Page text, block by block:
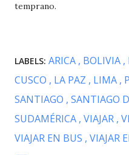
temprano.
LABELS: ARICA BOLIVIA
CUSCO
LA PAZ LIMA
SANTIAGO SANTIAGO
SUDAMÉRICA VIAJAR
VIAJAR EN BUS VIAJAR